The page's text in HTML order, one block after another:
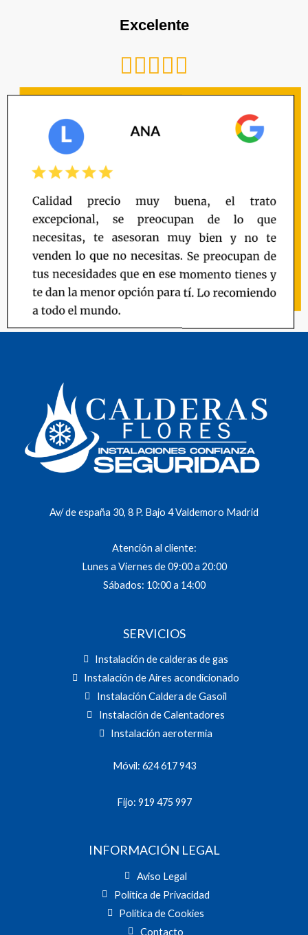
Excelente

5
Av/ de españa 30, 8 P. Bajo 4 Valdemoro Madrid
Atención al cliente:
Lunes a Viernes de 09:00 a 20:00
Sábados: 10:00 a 14:00
SERVICIOS
Instalación de calderas de gas
Instalación de Aires acondicionado
Instalación Caldera de Gasoil
Instalación de Calentadores
Instalación aerotermia
Móvil: 624 617 943
Fijo: 919 475 997
INFORMACIÓN LEGAL
Aviso Legal
Política de Privacidad
Política de Cookies
Contacto